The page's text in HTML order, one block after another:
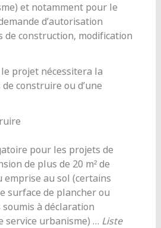
et notamment pour le
d’autorisation
construction, modification
projet nécessitera la
construire ou d’une
pour les projets de
de plus de 20 m² de
au sol (certains
surface de plancher ou
à déclaration
service urbanisme) … Liste